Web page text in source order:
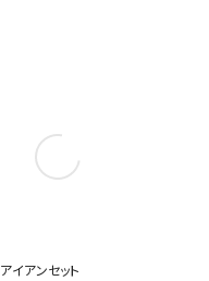
アイアンセット